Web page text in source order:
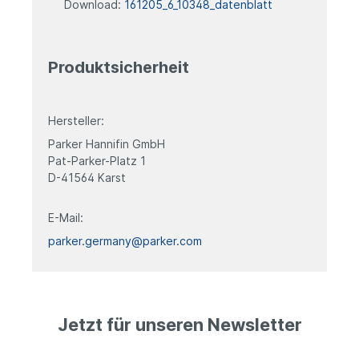
Download: 161205_6_10348_datenblatt
Produktsicherheit
Hersteller:
Parker Hannifin GmbH
Pat-Parker-Platz 1
D-41564 Karst
E-Mail:
parker.germany@parker.com
Jetzt für unseren Newsletter